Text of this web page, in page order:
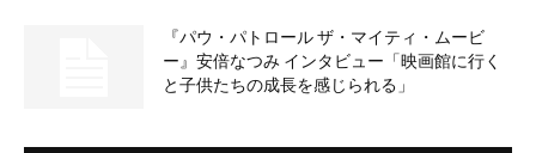
『パウ・パトロール ザ・マイティ・ムービ
ー』安倍なつみ インタビュー「映画館に行く
と子供たちの成長を感じられる」